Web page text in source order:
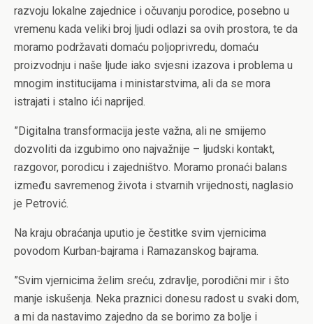
razvoju lokalne zajednice i očuvanju porodice, posebno u
vremenu kada veliki broj ljudi odlazi sa ovih prostora, te da
moramo podržavati domaću poljoprivredu, domaću
proizvodnju i naše ljude iako svjesni izazova i problema u
mnogim institucijama i ministarstvima, ali da se mora
istrajati i stalno ići naprijed.
”Digitalna transformacija jeste važna, ali ne smijemo
dozvoliti da izgubimo ono najvažnije – ljudski kontakt,
razgovor, porodicu i zajedništvo. Moramo pronaći balans
između savremenog života i stvarnih vrijednosti, naglasio
je Petrović.
Na kraju obraćanja uputio je čestitke svim vjernicima
povodom Kurban-bajrama i Ramazanskog bajrama.
”Svim vjernicima želim sreću, zdravlje, porodični mir i što
manje iskušenja. Neka praznici donesu radost u svaki dom,
a mi da nastavimo zajedno da se borimo za bolje i